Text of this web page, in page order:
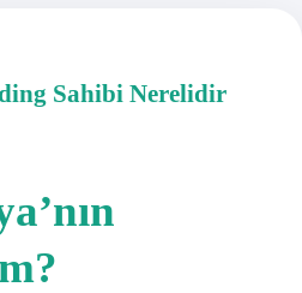
Sahibi Nerelidir